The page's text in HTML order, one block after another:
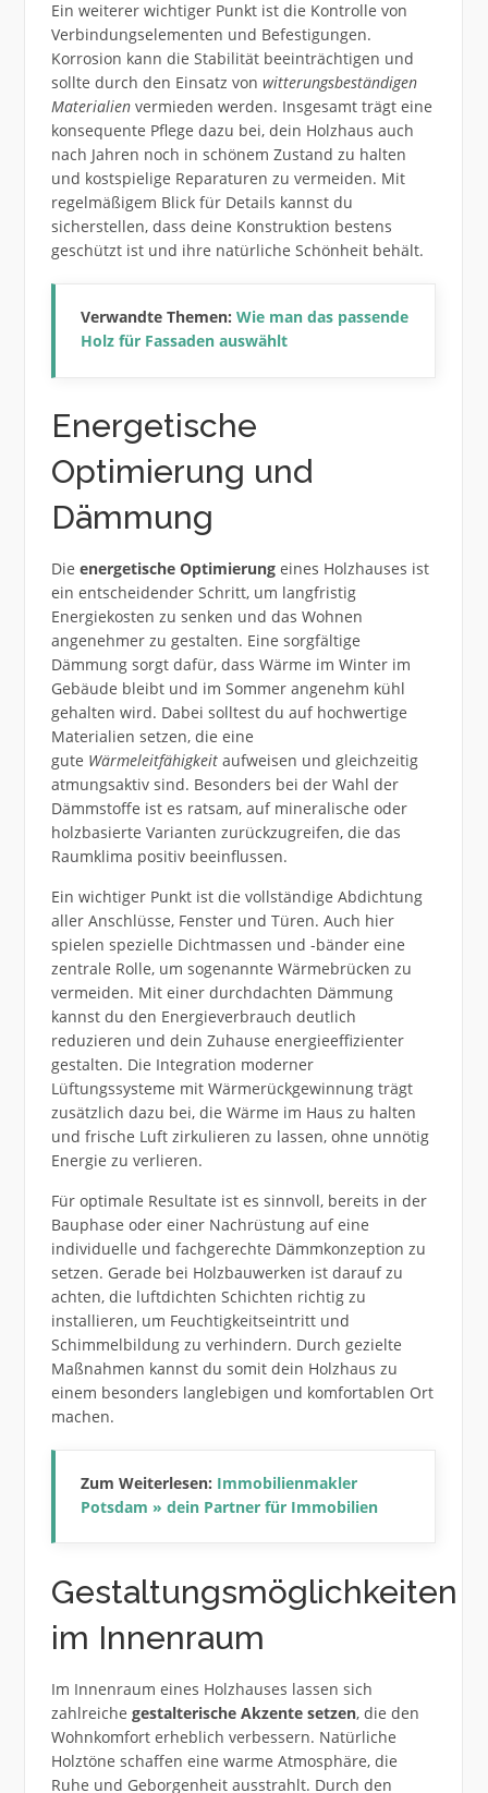
Ein weiterer wichtiger Punkt ist die Kontrolle von
Verbindungselementen und Befestigungen.
Korrosion kann die Stabilität beeinträchtigen und
sollte durch den Einsatz von witterungsbeständigen
Materialienvermieden werden. Insgesamt trägt eine
konsequente Pflege dazu bei, dein Holzhaus auch
nach Jahren noch in schönem Zustand zu halten
und kostspielige Reparaturen zu vermeiden. Mit
regelmäßigem Blick für Details kannst du
sicherstellen, dass deine Konstruktion bestens
geschützt ist und ihre natürliche Schönheit behält.
Verwandte Themen:Wie man das passende
Holz für Fassaden auswählt
Energetische
Optimierung und
Dämmung
Die energetische Optimierungeines Holzhauses ist
ein entscheidender Schritt, um langfristig
Energiekosten zu senken und das Wohnen
angenehmer zu gestalten. Eine sorgfältige
Dämmung sorgt dafür, dass Wärme im Winter im
Gebäude bleibt und im Sommer angenehm kühl
gehalten wird. Dabei solltest du auf hochwertige
Materialien setzen, die eine
gute Wärmeleitfähigkeitaufweisen und gleichzeitig
atmungsaktiv sind. Besonders bei der Wahl der
Dämmstoffe ist es ratsam, auf mineralische oder
holzbasierte Varianten zurückzugreifen, die das
Raumklima positiv beeinflussen.
Ein wichtiger Punkt ist die vollständige Abdichtung
aller Anschlüsse, Fenster und Türen. Auch hier
spielen spezielle Dichtmassen und -bänder eine
zentrale Rolle, um sogenannte Wärmebrücken zu
vermeiden. Mit einer durchdachten Dämmung
kannst du den Energieverbrauch deutlich
reduzieren und dein Zuhause energieeffizienter
gestalten. Die Integration moderner
Lüftungssysteme mit Wärmerückgewinnung trägt
zusätzlich dazu bei, die Wärme im Haus zu halten
und frische Luft zirkulieren zu lassen, ohne unnötig
Energie zu verlieren.
Für optimale Resultate ist es sinnvoll, bereits in der
Bauphase oder einer Nachrüstung auf eine
individuelle und fachgerechte Dämmkonzeption zu
setzen. Gerade bei Holzbauwerken ist darauf zu
achten, die luftdichten Schichten richtig zu
installieren, um Feuchtigkeitseintritt und
Schimmelbildung zu verhindern. Durch gezielte
Maßnahmen kannst du somit dein Holzhaus zu
einem besonders langlebigen und komfortablen Ort
machen.
Zum Weiterlesen: Immobilienmakler
Potsdam » dein Partner für Immobilien
Gestaltungsmöglichkeiten
im Innenraum
Im Innenraum eines Holzhauses lassen sich
zahlreiche gestalterische Akzente setzen, die den
Wohnkomfort erheblich verbessern. Natürliche
Holztöne schaffen eine warme Atmosphäre, die
Ruhe und Geborgenheit ausstrahlt. Durch den